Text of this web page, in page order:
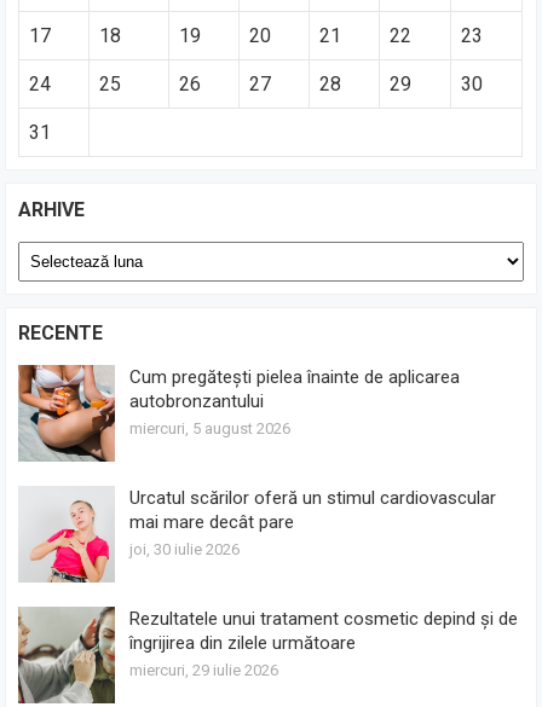
17 18 19 20 21 22 23
24 25 26 27 28 29 30
31
ARHIVE
Arhive
RECENTE
Cum pregătești pielea înainte de aplicarea
autobronzantului
miercuri, 5 august 2026
Urcatul scărilor oferă un stimul cardiovascular
mai mare decât pare
joi, 30 iulie 2026
Rezultatele unui tratament cosmetic depind și de
îngrijirea din zilele următoare
miercuri, 29 iulie 2026